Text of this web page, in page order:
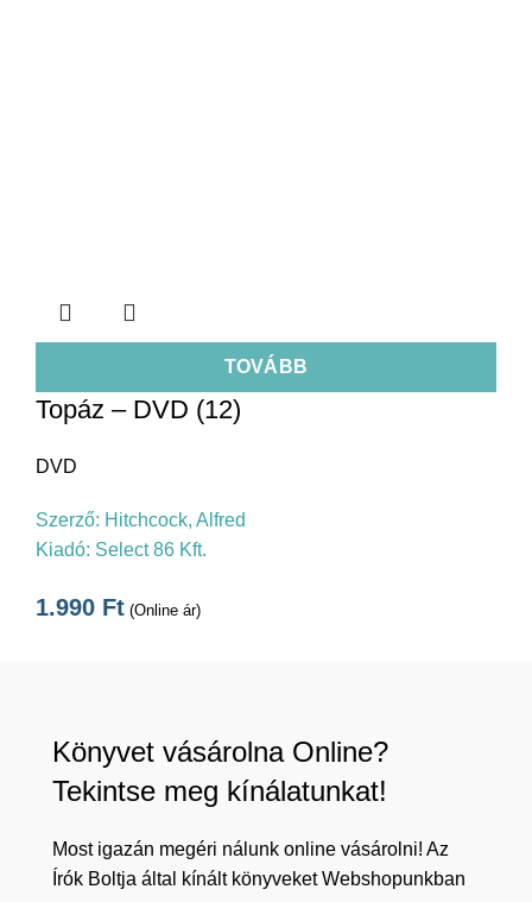
TOVÁBB
Topáz – DVD (12)
DVD
Szerző: Hitchcock, Alfred
Kiadó: Select 86 Kft.
1.990 Ft (Online ár)
Könyvet vásárolna Online?
Tekintse meg kínálatunkat!
Most igazán megéri nálunk online vásárolni! Az
Írók Boltja által kínált könyveket Webshopunkban